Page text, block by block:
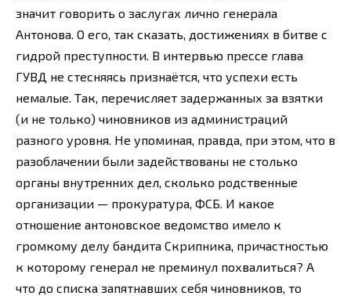
значит говорить о заслугах лично генерала
Антонова. О его, так сказать, достижениях в битве с
гидрой преступности. В интервью прессе глава
ГУВД не стесняясь признаётся, что успехи есть
немалые. Так, перечисляет задержанных за взятки
(и не только) чиновников из администраций
разного уровня. Не упоминая, правда, при этом, что в
разоблачении были задействованы не столько
органы внутренних дел, сколько родственные
организации — прокуратура, ФСБ. И какое
отношение антоновское ведомство имело к
громкому делу бандита Скрипника, причастностью
к которому генерал не преминул похвалиться? А
что до списка запятнавших себя чиновников, то